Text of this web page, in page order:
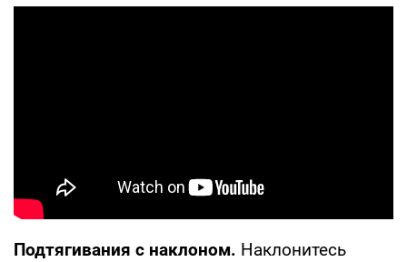
Подтягивания с наклоном. Наклонитесь